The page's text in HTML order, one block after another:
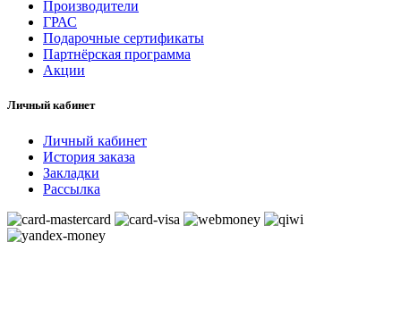
Производители
ГРАС
Подарочные сертификаты
Партнёрская программа
Акции
Личный кабинет
Личный кабинет
История заказа
Закладки
Рассылка